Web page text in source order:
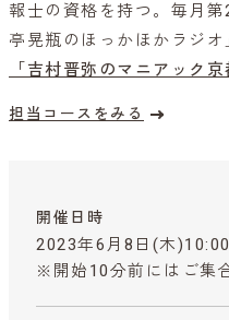
報士の資格を持つ。毎月
亭晃瓶のほっかほかラジオ
「吉村晋弥のマニアック京
担当コースをみる
開催日時
2023年6月8日(木
※開始10分前にはご集